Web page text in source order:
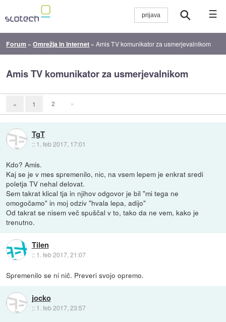
☰
Forum »Omrežja in internet »Amis TV komunikator za usmerjevalnikom
Amis TV komunikator za usmerjevalnikom
« 1 2 »
TgT
:: 1. feb 2017, 17:01
Kdo? Amis.
Kaj se je v mes spremenilo, nic, na vsem lepem je enkrat sredi
poletja TV nehal delovat.
Sem takrat klical tja in njihov odgovor je bil "mi tega ne
omogočamo" in moj odziv "hvala lepa, adijo"
Od takrat se nisem več spuščal v to, tako da ne vem, kako je
trenutno.
Tilen
:: 1. feb 2017, 21:07
Spremenilo se ni nič. Preveri svojo opremo.
jocko
:: 1. feb 2017, 23:57